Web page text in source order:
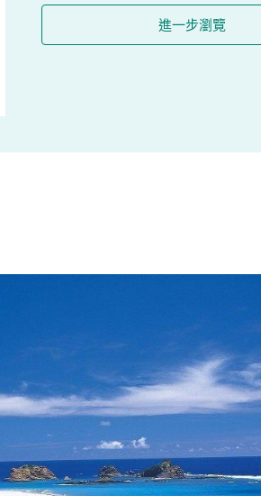
進一步瀏覽